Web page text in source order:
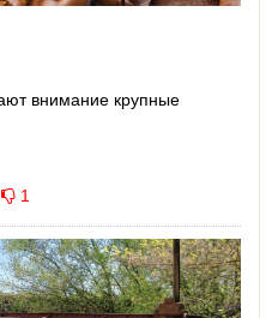
внимание крупные
1